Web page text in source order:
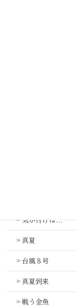
気が付けば…
真夏
台風８号
真夏到来
戦う金魚